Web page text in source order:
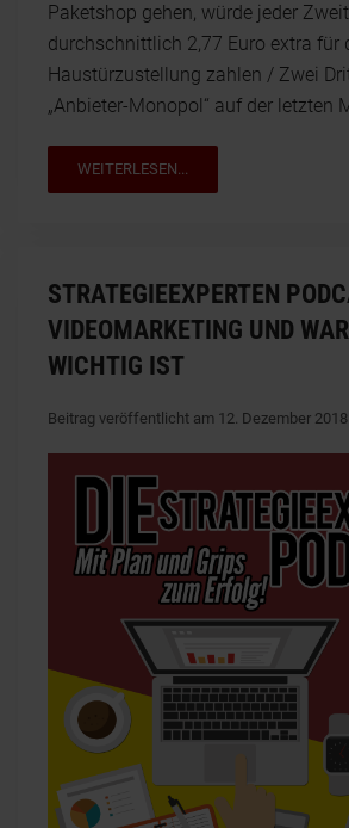
Paketshop gehen, würde jeder
durchschnittlich 2,77 Euro extra für
Haustürzustellung zahlen / Zwei
„Anbieter-Monopol“ auf der letzten
WEITERLESEN...
STRATEGIEEXPERTEN
VIDEOMARKETING UND
WICHTIG IST
Beitrag veröffentlicht am 12. Dezember 2018